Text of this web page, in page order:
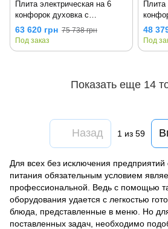
Плита электрическая на 6
конфорок духовка с
конвекцией ПЕД-6-К
63 620 грн 75 738 грн
Под заказ
Плита
48
Под
Показать еще 14
Назад 1 из 59
Для всех без исключения
питания обязательным условием
профессиональной. Ведь с помощью
оборудования удается с легкостью
блюда, представленные в меню. Но
поставленных задач, необходимо